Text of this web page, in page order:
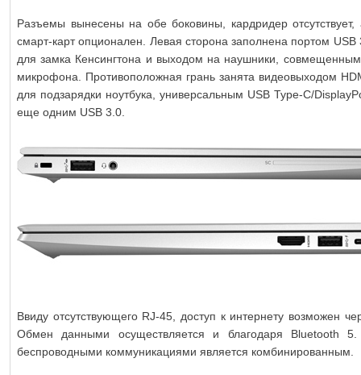
Разъемы вынесены на обе боковины, кардридер
смарт-карт опционален. Левая сторона заполнена портом USB
для замка Кенсингтона и выходом на наушники,
микрофона. Противоположная грань занята видеовыходом
для подзарядки ноутбука, универсальным USB Type-C/
еще одним USB 3.0.
Ввиду отсутствующего RJ-45, доступ к интернету возможен
Обмен данными осуществляется и благодаря Bluetooth
беспроводными коммуникациями является комбинированным.